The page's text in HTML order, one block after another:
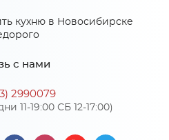
Сандал светлый/Сандал
светлый
ЛДСП
с нами
2990079
11-19:00 СБ 12-17:00)